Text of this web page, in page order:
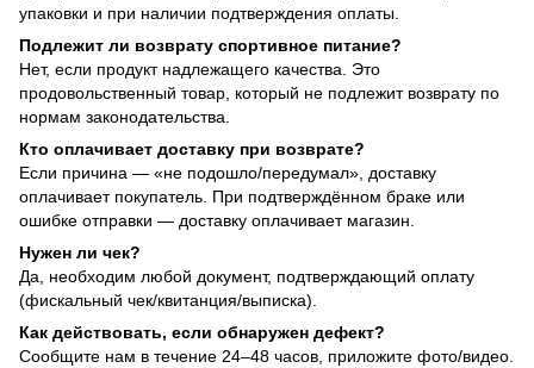
упаковки и при наличии подтверждения оплаты.
Подлежит ли возврату спортивное питание?
Нет, если продукт надлежащего качества. Это
продовольственный товар, который не подлежит возврату по
нормам законодательства.
Кто оплачивает доставку при возврате?
Если причина — «не подошло/передумал», доставку
оплачивает покупатель. При подтверждённом браке или
ошибке отправки — доставку оплачивает магазин.
Нужен ли чек?
Да, необходим любой документ, подтверждающий оплату
(фискальный чек/квитанция/выписка).
Как действовать, если обнаружен дефект?
Сообщите нам в течение 24–48 часов, приложите фото/видео.